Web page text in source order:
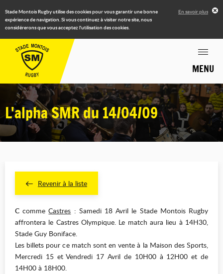
Stade Montois Rugby utilise des cookies pour vous garantir une bonne
expérience de navigation. Si vous continuez à visiter notre site, nous
considérerons que vous acceptez l'utilisation des cookies.
En savoir plus
MENU
L'alpha SMR du 14/04/09
Revenir à la liste
C commeCastres : Samedi 18 Avril le Stade Montois Rugby
affrontera le Castres Olympique. Le match aura lieu à 14H30,
Stade Guy Boniface.
Les billets pour ce match sont en vente à la Maison des Sports,
Mercredi 15 et Vendredi 17 Avril de 10H00 à 12H00 et de
14H00 à 18H00.